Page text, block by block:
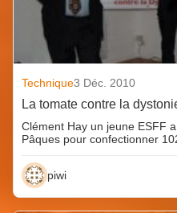
Technique3 Déc. 2010
La tomate contre la
Clément Hay un jeune ESFF
Pâques pour confectionner
piwi